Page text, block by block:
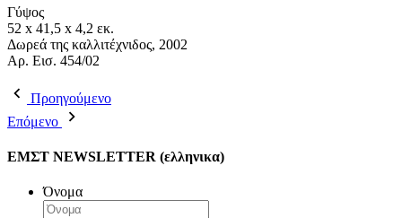
Γύψος
52 x 41,5 x 4,2 εκ.
Δωρεά της καλλιτέχνιδος, 2002
Aρ. Εισ. 454/02
Προηγούμενο
Επόμενο
ΕΜΣΤ NEWSLETTER (ελληνικα)
Όνομα